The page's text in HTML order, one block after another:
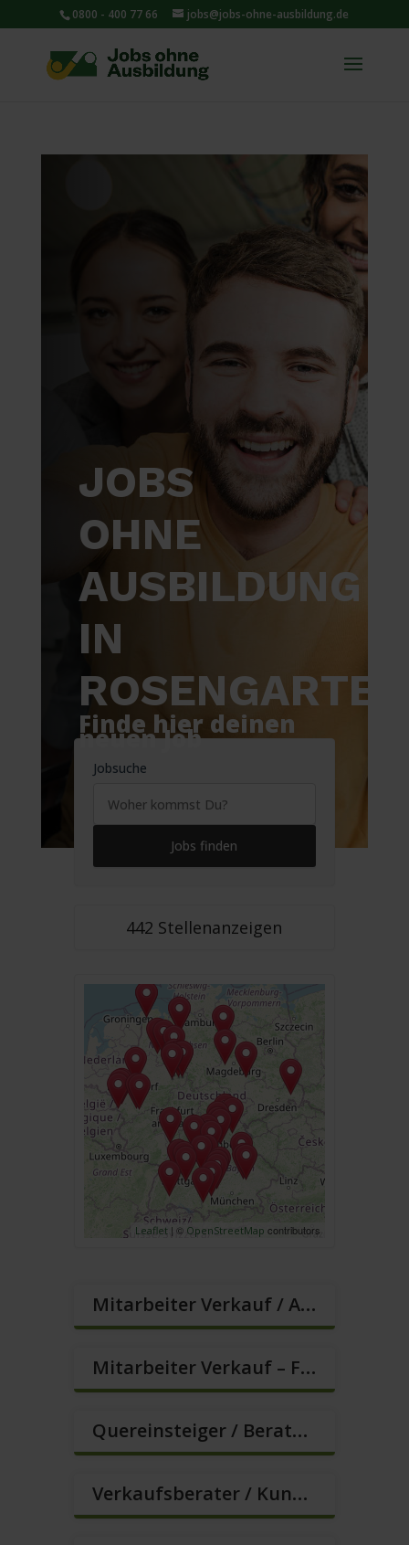
0800 - 400 77 66 jobs@jobs-ohne-ausbildung.de
JOBS
OHNE
AUSBILDUNG
IN
ROSENGARTEN
Finde hier deinen
neuen Job
Jobsuche
442 Stellenanzeigen
Leaflet | © OpenStreetMap contributors
Mitarbeiter Verkauf / Außendienst (m/w/d)
Mitarbeiter Verkauf – Festanstellung (m/w/d)
Quereinsteiger / Berater Im Vertrieb In VZ/TZ (m/w/d)
Verkaufsberater / Kundenberater – Ab Sofort (m/w/d)